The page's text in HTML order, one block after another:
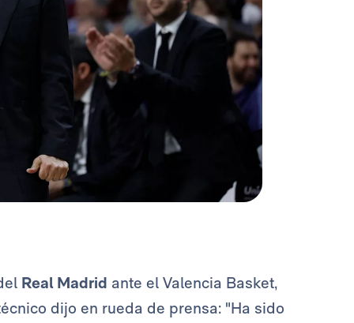
Real Madrid ante el Valencia Basket,
dijo en rueda de prensa: "Ha sido